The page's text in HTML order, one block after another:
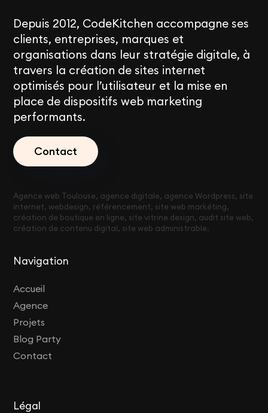
Depuis 2012, CodeKitchen accompagne ses
clients, entreprises, marques et
organisations dans leur stratégie digitale, à
travers la création de sites internet
optimisés pour l’utilisateur et la mise en
place de dispositifs web marketing
performants.
Contact
Agence web Toulouse, agence digitale, agence Wordpress, site
internet, webdesign, référencement, site web markéting,
création de boutique en ligne, site vitrine design, audit site web,
création de contenu digital, site web administrable.
Navigation
Accueil
Agence
Projets
Blog Party
Contact
Légal